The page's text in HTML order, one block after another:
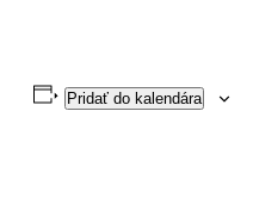
Pridať do kalendára